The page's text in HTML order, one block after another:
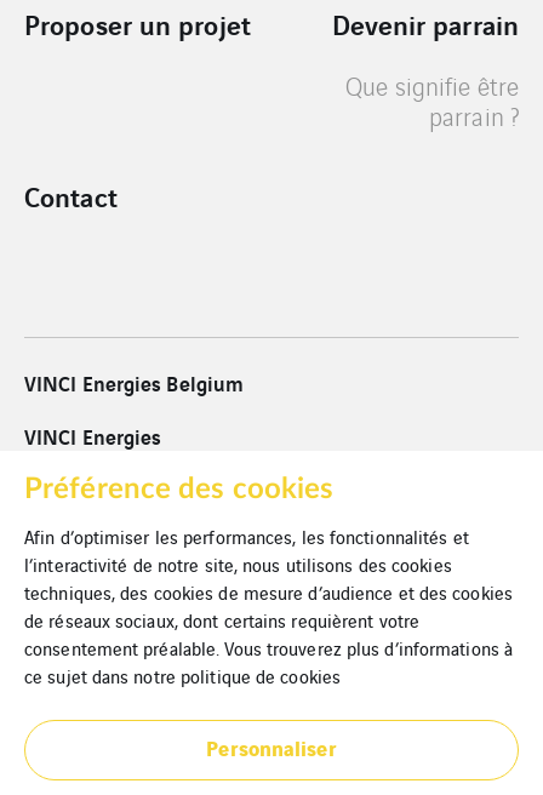
Proposer un projet Devenir parrain
Que signifie être
parrain ?
Contact
VINCI Energies Belgium
VINCI Energies
VINCI
Cookies
Mentions légales
Politique de confidentialité
Partenaires
Préférence des cookies
Afin d’optimiser les performances, les fonctionnalités et
l’interactivité de notre site, nous utilisons des cookies
techniques, des cookies de mesure d’audience et des cookies
de réseaux sociaux, dont certains requièrent votre
consentement préalable. Vous trouverez plus d’informations à
ce sujet dans notre politique de cookies
Personnaliser